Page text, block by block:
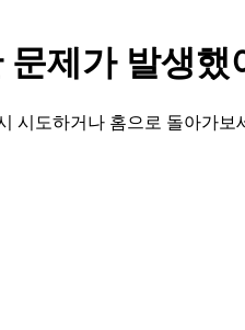
제가 발생했
시도하거나 홈으로 돌아가보